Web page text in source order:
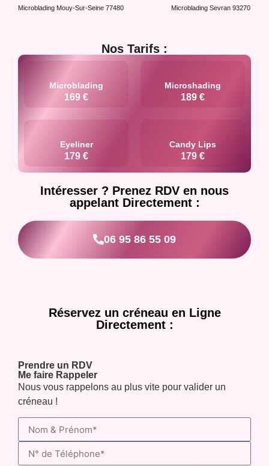
Prendre un RDV
Me faire Rappeler
Nous vous rappelons au plus vite pour valider un
créneau !
Microblading Mouy-Sur-Seine 77480 Microblading Sevran 93270
Nos Tarifs :
Microblading
169 €
Microshading
189 €
Eyeliner
179 €
Candy Lips
179 €
Intéresser ? Prenez RDV en nous
appelant Directement :
06 95 86 55 09
Réservez un créneau en Ligne
Directement :